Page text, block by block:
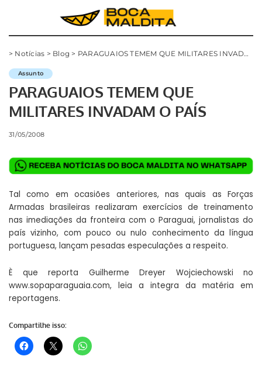
> Notícias > Blog > PARAGUAIOS TEMEM QUE MILITARES INVADAM O PAÍS
Assunto
PARAGUAIOS TEMEM QUE
MILITARES INVADAM O PAÍS
31/05/2008
Tal como em ocasiões anteriores, nas quais as Forças
Armadas brasileiras realizaram exercícios de treinamento
nas imediações da fronteira com o Paraguai, jornalistas do
país vizinho, com pouco ou nulo conhecimento da língua
portuguesa, lançam pesadas especulações a respeito.
È que reporta Guilherme Dreyer Wojciechowski no
www.sopaparaguaia.com, leia a integra da matéria em
reportagens.
Compartilhe isso: